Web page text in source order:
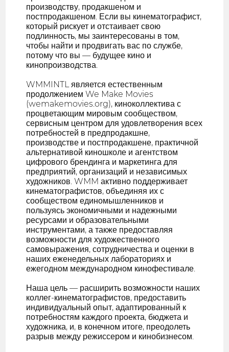
производству, продакшеном и
постпродакшеном. Если вы кинематографист,
который рискует и отстаивает свою
подлинность, мы заинтересованы в том,
чтобы найти и продвигать вас по службе,
потому что вы — будущее кино и
кинопроизводства.
WMMINTL является естественным
продолжением We Make Movies
(wemakemovies.org), киноколлектива с
процветающим мировым сообществом,
сервисным центром для удовлетворения всех
потребностей в предпродакшне,
производстве и постпродакшене, практичной
альтернативой киношколе и агентством
цифрового брендинга и маркетинга для
предприятий, организаций и независимых
художников. WMM активно поддерживает
кинематографистов, объединяя их с
сообществом единомышленников и
пользуясь экономичными и надежными
ресурсами и образовательными
инструментами, а также предоставляя
возможности для художественного
самовыражения, сотрудничества и оценки в
наших еженедельных лабораториях и
ежегодном международном кинофестивале.
Наша цель — расширить возможности наших
коллег-кинематографистов, предоставить
индивидуальный опыт, адаптированный к
потребностям каждого проекта, бюджета и
художника, и, в конечном итоге, преодолеть
разрыв между режиссером и кинобизнесом.